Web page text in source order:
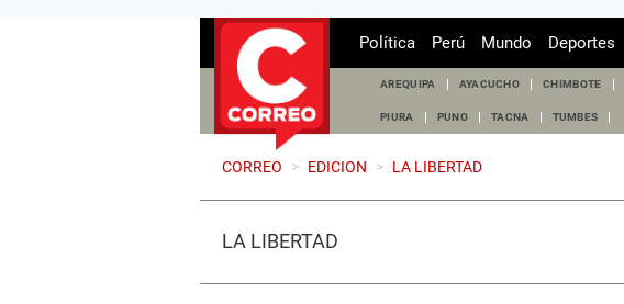
Política Perú Mundo Deportes
AREQUIPA AYACUCHO CHIMBOTE
PIURA PUNO TACNA TUMBES
CORREO > EDICION > LA LIBERTAD
LA LIBERTAD